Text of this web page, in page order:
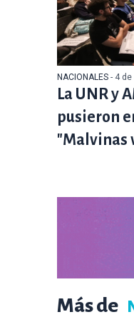
NACIONALES - 4
La UNR y
pusieron
"Malvinas
Más de